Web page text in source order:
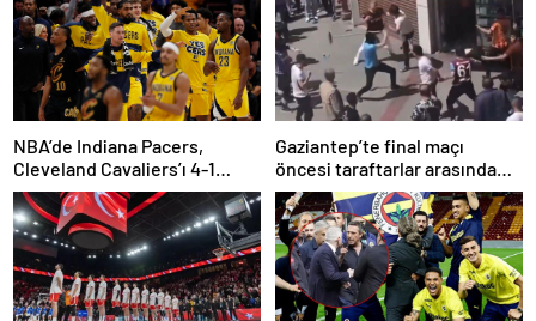
NBA’de Indiana Pacers,
Cleveland Cavaliers’ı 4-1
yenerek konferans finaline
yükseldi
Gaziantep’te final maçı
öncesi taraftarlar arasında
tartışma çıktı